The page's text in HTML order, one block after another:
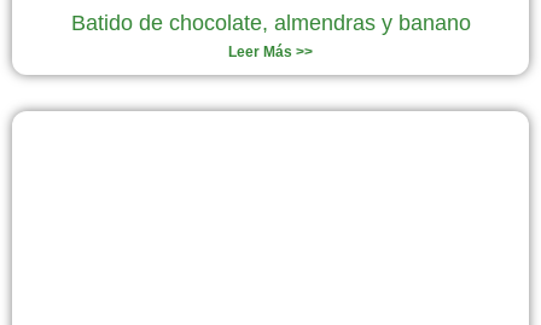
Batido de chocolate, almendras y banano
Leer Más >>